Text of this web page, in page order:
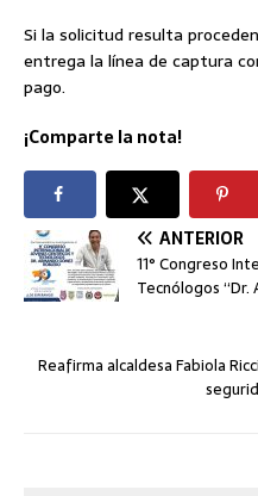
Si la solicitud resulta
entrega la línea de captura
pago.
¡Comparte la nota!
ANTERIOR
11° Congreso
Tecnólogos “Dr.
Reafirma alcaldesa Fabiola